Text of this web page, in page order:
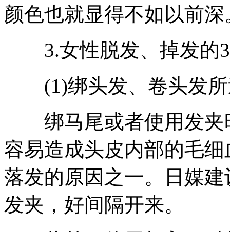
颜色也就显得不如以前深
3.女性脱发、掉发的3
(1)绑头发、卷头发所
绑马尾或者使用发夹
容易造成头皮内部的毛
落发的原因之一。日媒
发夹，好间隔开来。